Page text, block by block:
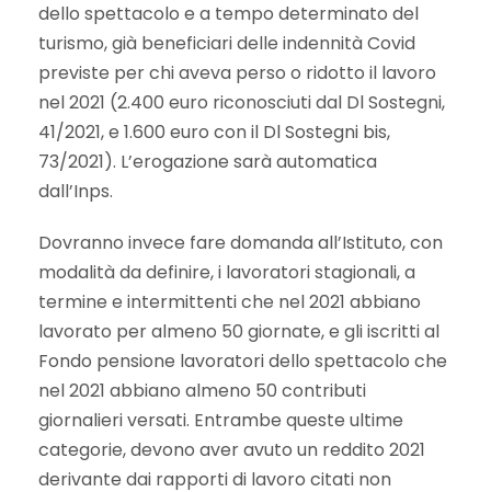
dello spettacolo e a tempo determinato del
turismo, già beneficiari delle indennità Covid
previste per chi aveva perso o ridotto il lavoro
nel 2021 (2.400 euro riconosciuti dal Dl Sostegni,
41/2021, e 1.600 euro con il Dl Sostegni bis,
73/2021). L’erogazione sarà automatica
dall’Inps.
Dovranno invece fare domanda all’Istituto, con
modalità da definire, i lavoratori stagionali, a
termine e intermittenti che nel 2021 abbiano
lavorato per almeno 50 giornate, e gli iscritti al
Fondo pensione lavoratori dello spettacolo che
nel 2021 abbiano almeno 50 contributi
giornalieri versati. Entrambe queste ultime
categorie, devono aver avuto un reddito 2021
derivante dai rapporti di lavoro citati non